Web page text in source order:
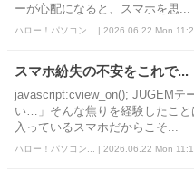
ーが心配になると、スマホを思...
ハロー！パソコン... | 2026.06.22 Mon
スマホ紛失の不安をこれで...
javascript:cview_on(); JUGEM
い…」そんな焦りを経験したこ
入っているスマホだからこそ...
ハロー！パソコン... | 2026.06.22 Mon